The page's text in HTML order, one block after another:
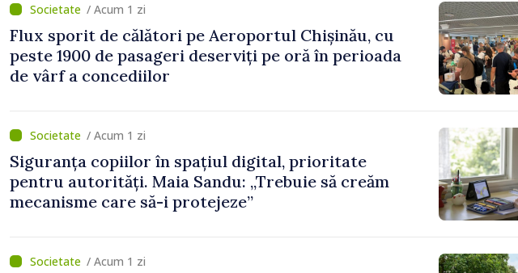
/ Acum 1 zi
Flux sporit de călători pe Aeroportul Chișinău, cu
peste 1900 de pasageri deserviți pe oră în perioada
de vârf a concediilor
/ Acum 1 zi
Siguranța copiilor în spațiul digital, prioritate
pentru autorități. Maia Sandu: „Trebuie să creăm
mecanisme care să-i protejeze”
/ Acum 1 zi